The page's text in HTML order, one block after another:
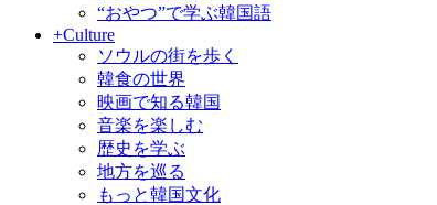
“おやつ”で学ぶ韓国語
+Culture
ソウルの街を歩く
韓食の世界
映画で知る韓国
音楽を楽しむ
歴史を学ぶ
地方を巡る
もっと韓国文化